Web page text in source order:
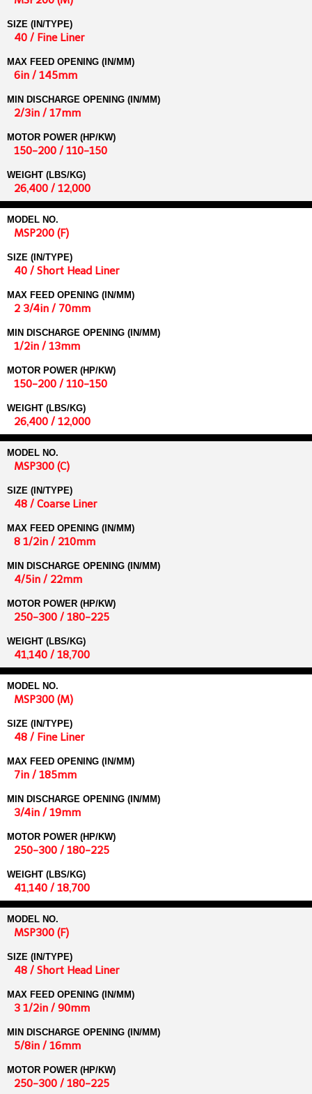
SIZE (IN/TYPE)
40 / Fine Liner
MAX FEED OPENING (IN/MM)
6in / 145mm
MIN DISCHARGE OPENING (IN/MM)
2/3in / 17mm
MOTOR POWER (HP/KW)
150-200 / 110-150
WEIGHT (LBS/KG)
26,400 / 12,000
MODEL NO.
MSP200 (F)
SIZE (IN/TYPE)
40 / Short Head Liner
MAX FEED OPENING (IN/MM)
2 3/4in / 70mm
MIN DISCHARGE OPENING (IN/MM)
1/2in / 13mm
MOTOR POWER (HP/KW)
150-200 / 110-150
WEIGHT (LBS/KG)
26,400 / 12,000
MODEL NO.
MSP300 (C)
SIZE (IN/TYPE)
48 / Coarse Liner
MAX FEED OPENING (IN/MM)
8 1/2in / 210mm
MIN DISCHARGE OPENING (IN/MM)
4/5in / 22mm
MOTOR POWER (HP/KW)
250-300 / 180-225
WEIGHT (LBS/KG)
41,140 / 18,700
MODEL NO.
MSP300 (M)
SIZE (IN/TYPE)
48 / Fine Liner
MAX FEED OPENING (IN/MM)
7in / 185mm
MIN DISCHARGE OPENING (IN/MM)
3/4in / 19mm
MOTOR POWER (HP/KW)
250-300 / 180-225
WEIGHT (LBS/KG)
41,140 / 18,700
MODEL NO.
MSP300 (F)
SIZE (IN/TYPE)
48 / Short Head Liner
MAX FEED OPENING (IN/MM)
3 1/2in / 90mm
MIN DISCHARGE OPENING (IN/MM)
5/8in / 16mm
MOTOR POWER (HP/KW)
250-300 / 180-225